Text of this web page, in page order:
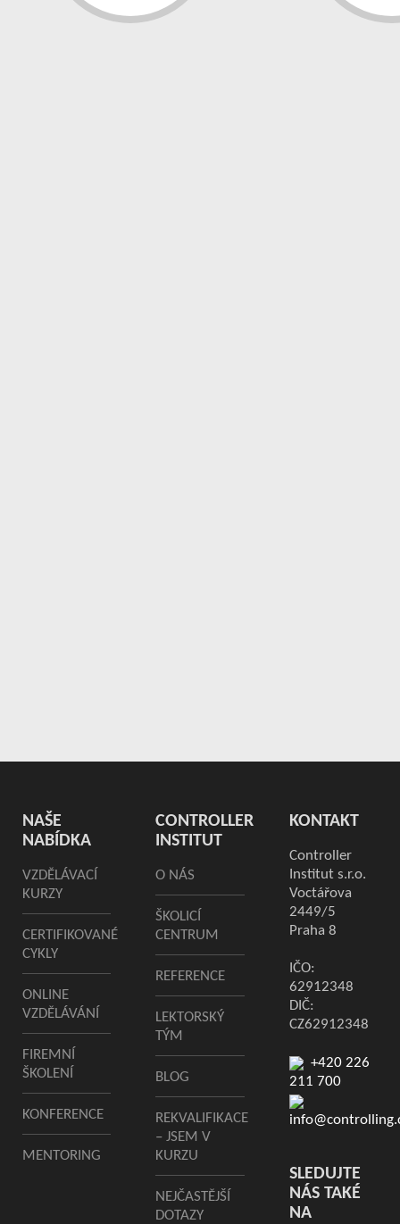
NAŠE
NABÍDKA
VZDĚLÁVACÍ
KURZY
CERTIFIKOVANÉ
CYKLY
ONLINE
VZDĚLÁVÁNÍ
FIREMNÍ
ŠKOLENÍ
KONFERENCE
MENTORING
CONTROLLER
INSTITUT
O NÁS
ŠKOLICÍ
CENTRUM
REFERENCE
LEKTORSKÝ
TÝM
BLOG
REKVALIFIKACE
– JSEM V
KURZU
NEJČASTĚJŠÍ
DOTAZY
KONTAKT
Controller
Institut s.r.o.
Voctářova
2449/5
Praha 8
IČO:
62912348
DIČ:
CZ62912348
+420 226
211 700
SLEDUJTE
NÁS TAKÉ
NA